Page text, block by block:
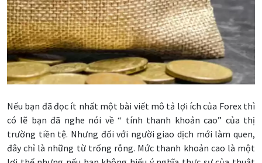
Nếu bạn đã đọc ít nhất một bài viết mô tả lợi ích của Forex thì
có lẽ bạn đã nghe nói về “ tính thanh khoản cao” của thị
trường tiền tệ. Nhưng đối với người giao dịch mới làm quen,
đây chỉ là những từ trống rỗng. Mức thanh khoản cao là một